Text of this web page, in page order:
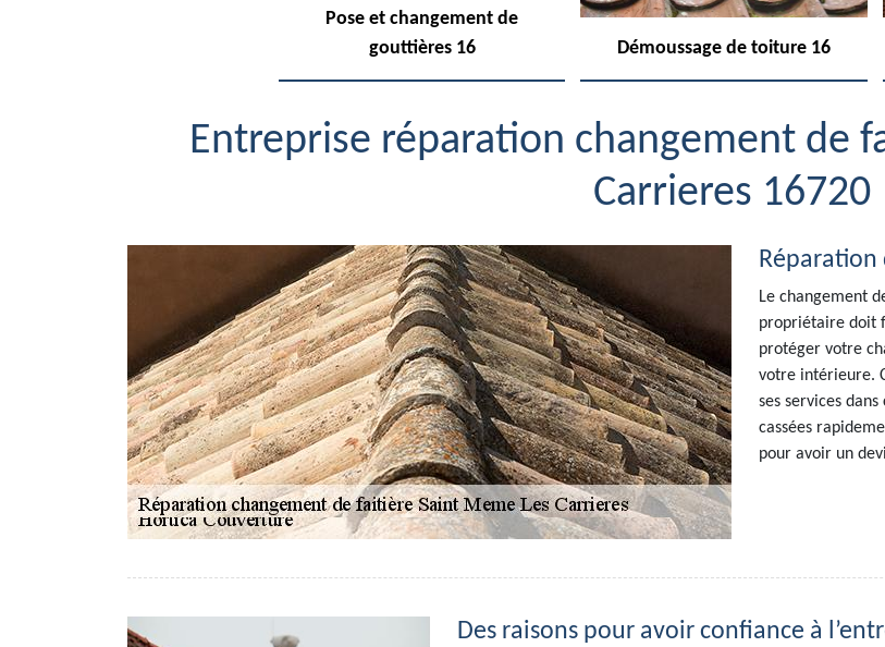
Pose et changement de
gouttières 16
Démoussage de toiture 16
Entreprise réparation changement de
Carrieres 16720
Le changement
propriétaire doit
protéger votre
votre intérieure.
ses services
cassées
pour avoir un
Des raisons pour avoir confiance à